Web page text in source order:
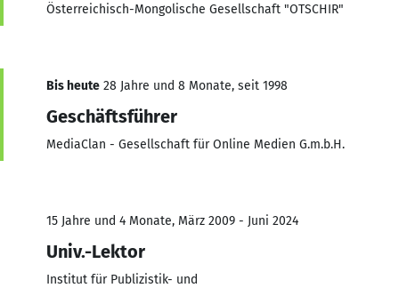
Österreichisch-Mongolische Gesellschaft "OTSCHIR"
Bis heute 28 Jahre und 8 Monate, seit 1998
Geschäftsführer
MediaClan - Gesellschaft für Online Medien G.m.b.H.
15 Jahre und 4 Monate, März 2009 - Juni 2024
Univ.-Lektor
Institut für Publizistik- und